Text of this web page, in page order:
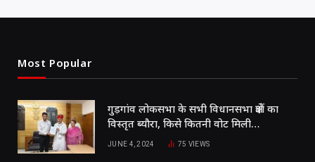
Most Popular
गुड़गांव लोकसभा के सभी विधानसभा क्षेत्रों का
विस्तृत ब्यौरा, किसे कितनी वोट मिली…
JUNE 4, 2024 75 VIEWS